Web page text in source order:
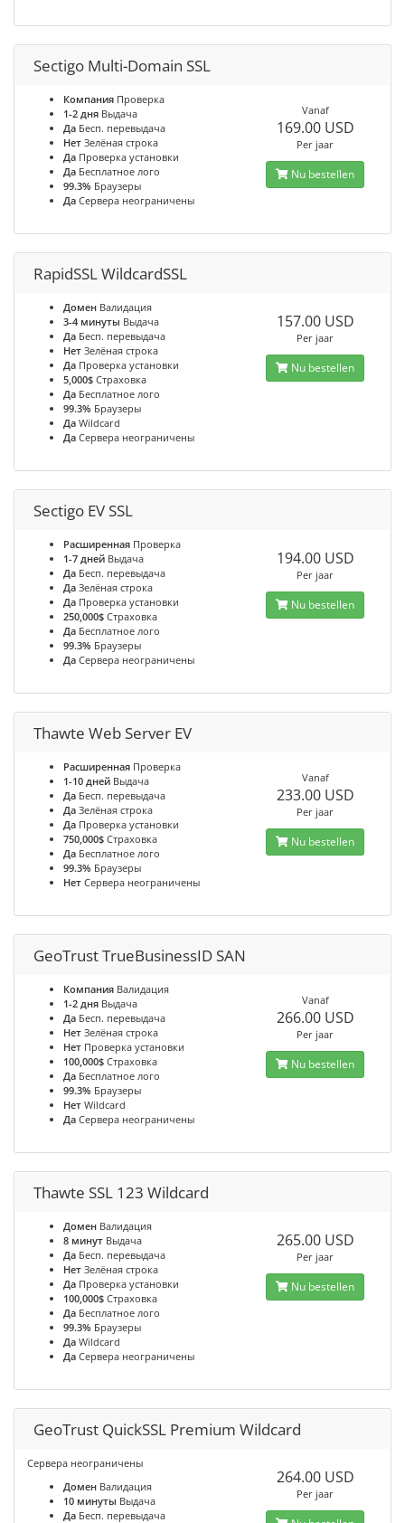
Sectigo Multi-Domain SSL
Компания Проверка
1-2 дня Выдача
Да Бесп. перевыдача
Нет Зелёная строка
Да Проверка установки
Да Бесплатное лого
99.3% Браузеры
Да Сервера неограничены
Vanaf
169.00 USD
Per jaar
Nu bestellen
RapidSSL WildcardSSL
Домен Валидация
3-4 минуты Выдача
Да Бесп. перевыдача
Нет Зелёная строка
Да Проверка установки
5,000$ Страховка
Да Бесплатное лого
99.3% Браузеры
Да Wildcard
Да Сервера неограничены
157.00 USD
Per jaar
Nu bestellen
Sectigo EV SSL
Расширенная Проверка
1-7 дней Выдача
Да Бесп. перевыдача
Да Зелёная строка
Да Проверка установки
250,000$ Страховка
Да Бесплатное лого
99.3% Браузеры
Да Сервера неограничены
194.00 USD
Per jaar
Nu bestellen
Thawte Web Server EV
Расширенная Проверка
1-10 дней Выдача
Да Бесп. перевыдача
Да Зелёная строка
Да Проверка установки
750,000$ Страховка
Да Бесплатное лого
99.3% Браузеры
Нет Сервера неограничены
Vanaf
233.00 USD
Per jaar
Nu bestellen
GeoTrust TrueBusinessID SAN
Компания Валидация
1-2 дня Выдача
Да Бесп. перевыдача
Нет Зелёная строка
Нет Проверка установки
100,000$ Страховка
Да Бесплатное лого
99.3% Браузеры
Нет Wildcard
Да Сервера неограничены
Vanaf
266.00 USD
Per jaar
Nu bestellen
Thawte SSL 123 Wildcard
Домен Валидация
8 минут Выдача
Да Бесп. перевыдача
Нет Зелёная строка
Да Проверка установки
100,000$ Страховка
Да Бесплатное лого
99.3% Браузеры
Да Wildcard
Да Сервера неограничены
265.00 USD
Per jaar
Nu bestellen
GeoTrust QuickSSL Premium Wildcard
Сервера неограничены
Домен Валидация
10 минуты Выдача
Да Бесп. перевыдача
264.00 USD
Per jaar